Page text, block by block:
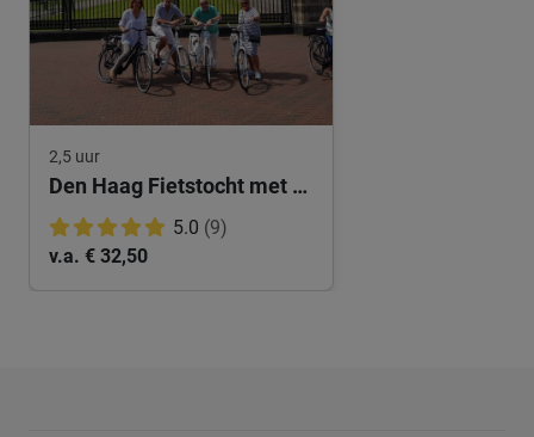
2,5 uur
Den Haag Fietstocht met Privégids
5.0 (9)
v.a. € 32,50